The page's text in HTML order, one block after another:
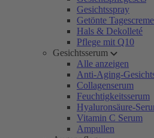
Gesichtsspray
Getönte Tagescreme
Hals & Dekolleté
Pflege mit Q10
Gesichtsserum
Alle anzeigen
Anti-Aging-
Collagenserum
Feuchtigkeitsserum
Hyaluronsäure-
Vitamin C Serum
Ampullen